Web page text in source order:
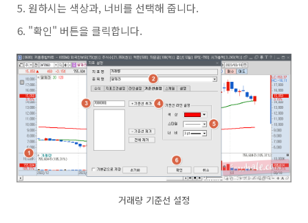
원하시는 색상과, 너비를 선택해 줍니다.
"확인" 버튼을 클릭합니다.
거래량 기준선 설정